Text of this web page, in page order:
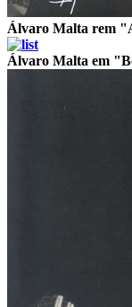
Álvaro Malta rem
Álvaro Malta em